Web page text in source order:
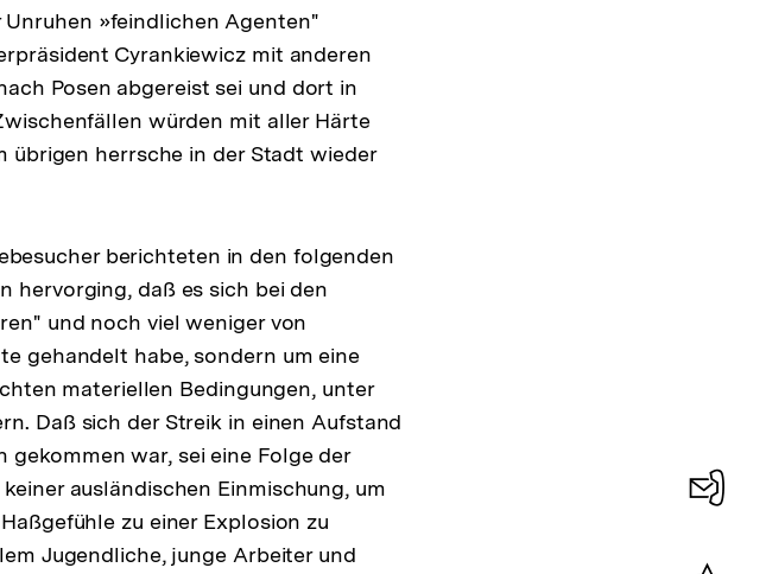
Unruhen »feindlichen Agenten"
Cyrankiewicz mit anderen
Posen abgereist sei und dort in
würden mit aller Härte
übrigen herrsche in der Stadt wieder
berichteten in den folgenden
hervorging, daß es sich bei den
und noch viel weniger von
gehandelt habe, sondern um eine
materiellen Bedingungen, unter
Daß sich der Streik in einen Aufstand
war, sei eine Folge der
ausländischen Einmischung, um
zu einer Explosion zu
Jugendliche, junge Arbeiter und